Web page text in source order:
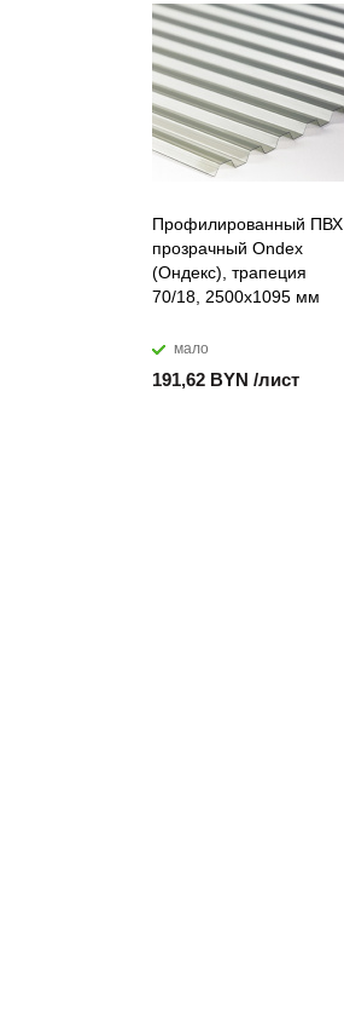
Профилированный ПВХ
прозрачный Ondex
(Ондекс), трапеция
70/18, 2500х1095 мм
мало
191,62 BYN /лист